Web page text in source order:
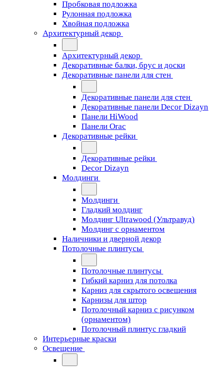
Пробковая подложка
Рулонная подложка
Хвойная подложка
Архитектурный декор
Архитектурный декор
Декоративные балки, брус и доски
Декоративные панели для стен
Декоративные панели для стен
Декоративные панели Decor Dizayn
Панели HiWood
Панели Orac
Декоративные рейки
Декоративные рейки
Decor Dizayn
Молдинги
Молдинги
Гладкий молдинг
Молдинг Ultrawood (Ультравуд)
Молдинг с орнаментом
Наличники и дверной декор
Потолочные плинтусы
Потолочные плинтусы
Гибкий карниз для потолка
Карниз для скрытого освещения
Карнизы для штор
Потолочный карниз с рисунком
(орнаментом)
Потолочный плинтус гладкий
Интерьерные краски
Освещение